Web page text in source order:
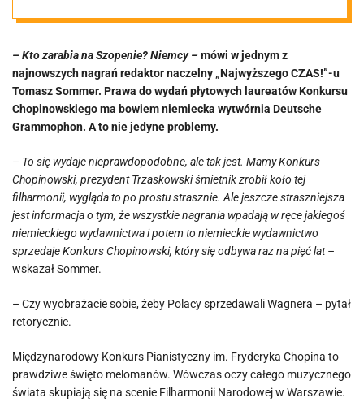
o. Sommer: „To
się wydaje
nieprawdopodo
bne” [VIDEO]
– Kto zarabia na Szopenie? Niemcy – mówi w jednym z
najnowszych nagrań redaktor naczelny „Najwyższego CZAS!”-u
Tomasz Sommer. Prawa do wydań płytowych laureatów Konkursu
Chopinowskiego ma bowiem niemiecka wytwórnia Deutsche
Grammophon. A to nie jedyne problemy.
– To się wydaje nieprawdopodobne, ale tak jest. Mamy Konkurs
Chopinowski, prezydent Trzaskowski śmietnik zrobił koło tej
filharmonii, wygląda to po prostu strasznie. Ale jeszcze straszniejsza
jest informacja o tym, że wszystkie nagrania wpadają w ręce jakiegoś
niemieckiego wydawnictwa i potem to niemieckie wydawnictwo
sprzedaje Konkurs Chopinowski, który się odbywa raz na pięć lat –
wskazał Sommer.
– Czy wyobrażacie sobie, żeby Polacy sprzedawali Wagnera – pytał
retorycznie.
Międzynarodowy Konkurs Pianistyczny im. Fryderyka Chopina to
prawdziwe święto melomanów. Wówczas oczy całego muzycznego
świata skupiają się na scenie Filharmonii Narodowej w Warszawie.